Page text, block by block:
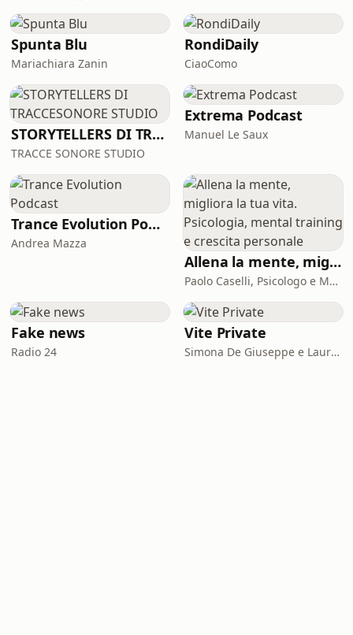
Spunta Blu
Mariachiara Zanin
RondiDaily
CiaoComo
STORYTELLERS DI TRACCESONORE STUDIO
TRACCE SONORE STUDIO
Extrema Podcast
Manuel Le Saux
Trance Evolution Podcast
Andrea Mazza
Allena la mente, migliora la tua vita. Psicologia, mental training e crescita personale
Paolo Caselli, Psicologo e Mental Trainer
Fake news
Radio 24
Vite Private
Simona De Giuseppe e Laura Marinaro